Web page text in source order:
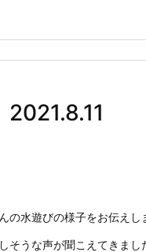
の水遊びの様子をお伝え
そうな声が聞こえてきまし